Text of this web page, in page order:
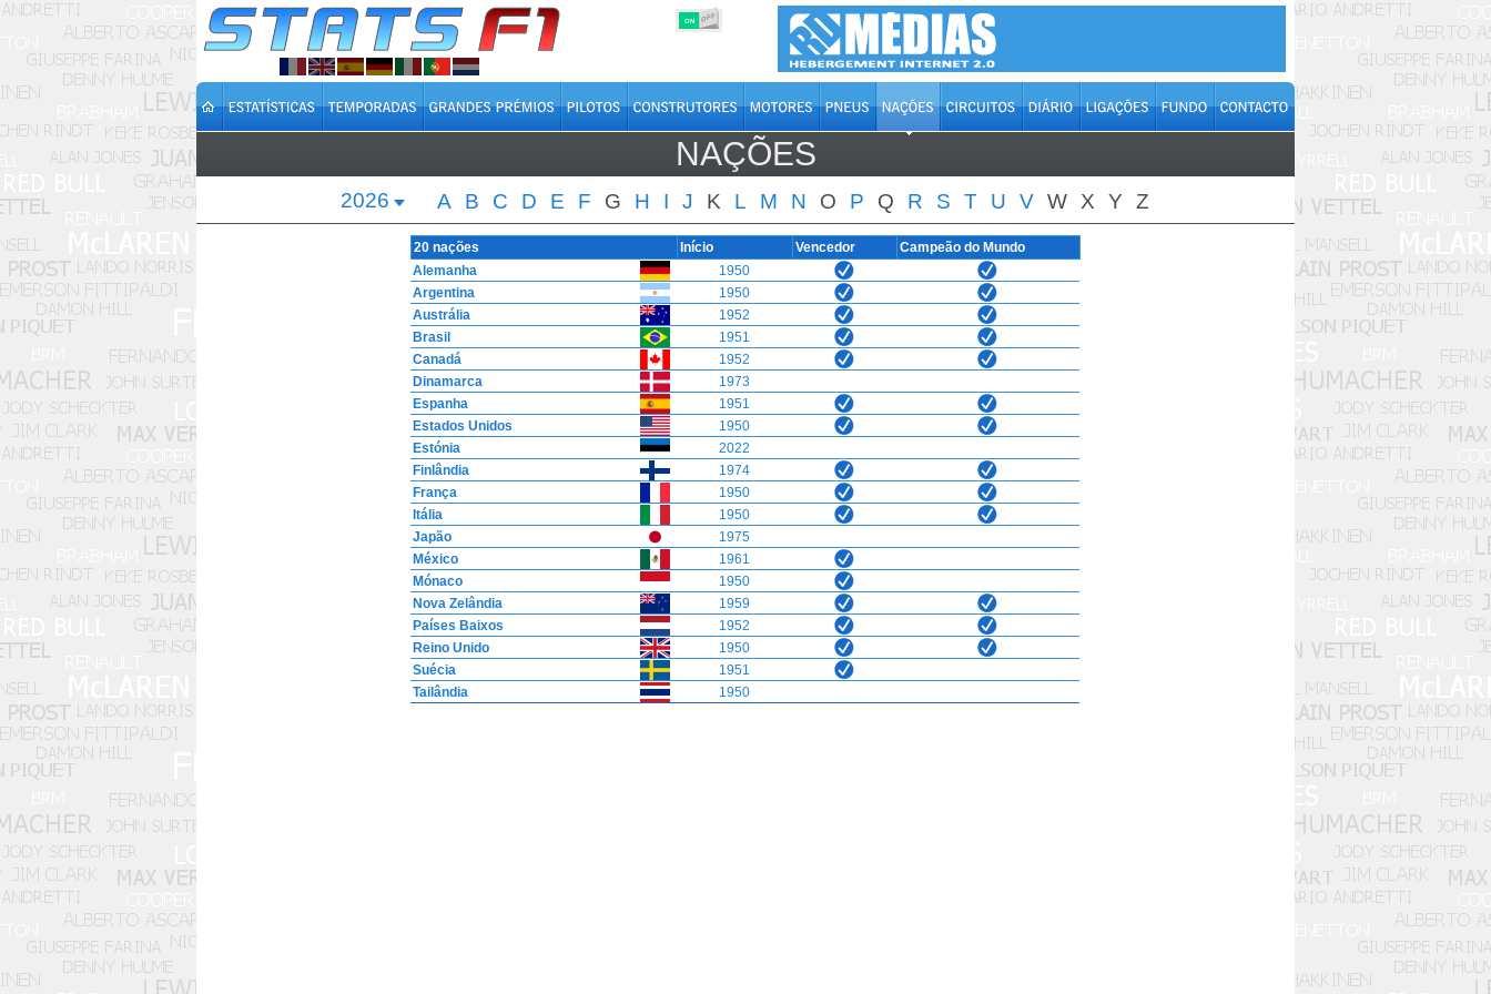
ON OFF
NAÇÕES
2026 A B C D E F G H I J K L M N O P Q R S T U V W X Y Z
20 nações Início Vencedor
Campeão do Mundo
Alemanha
1950
Argentina
1950
Austrália
1952
Brasil
1951
Canadá
1952
Dinamarca
1973
Espanha
1951
Estados Unidos
1950
Estónia
2022
Finlândia
1974
França
1950
Itália
1950
Japão
1975
México
1961
Mónaco
1950
Nova Zelândia
1959
Países Baixos
1952
Reino Unido
1950
Suécia
1951
Tailândia
1950